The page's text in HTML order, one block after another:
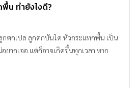
น ทำยังไงดี?
กตกเปล ลูกตกบันได หัวกระแทกพื้น เป็น
ากเจอ แต่ก็อาจเกิดขึ้นทุกเวลา หาก